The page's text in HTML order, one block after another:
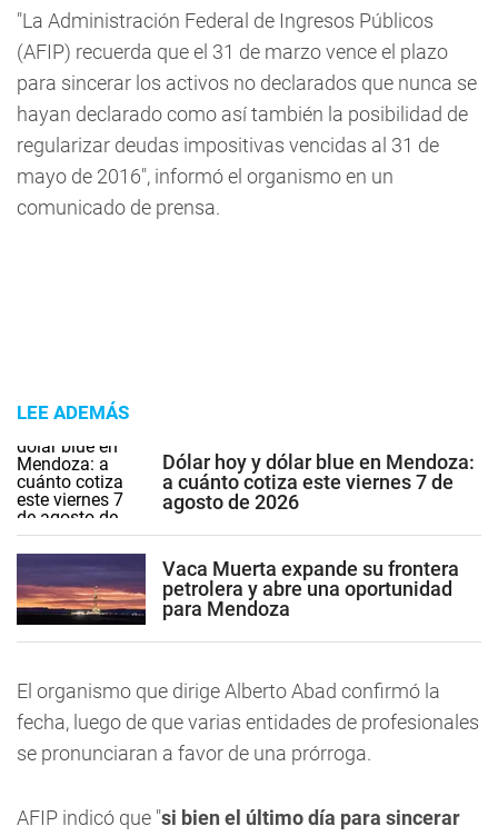
"La Administración Federal de Ingresos Públicos
(AFIP) recuerda que el 31 de marzo vence el plazo
para sincerar los activos no declarados que nunca se
hayan declarado como así también la posibilidad de
regularizar deudas impositivas vencidas al 31 de
mayo de 2016", informó el organismo en un
comunicado de prensa.
LEE ADEMÁS
Dólar hoy y dólar blue en Mendoza:
a cuánto cotiza este viernes 7 de
agosto de 2026
Vaca Muerta expande su frontera
petrolera y abre una oportunidad
para Mendoza
El organismo que dirige Alberto Abad confirmó la
fecha, luego de que varias entidades de profesionales
se pronunciaran a favor de una prórroga.
AFIP indicó que "si bien el último día para sincerar